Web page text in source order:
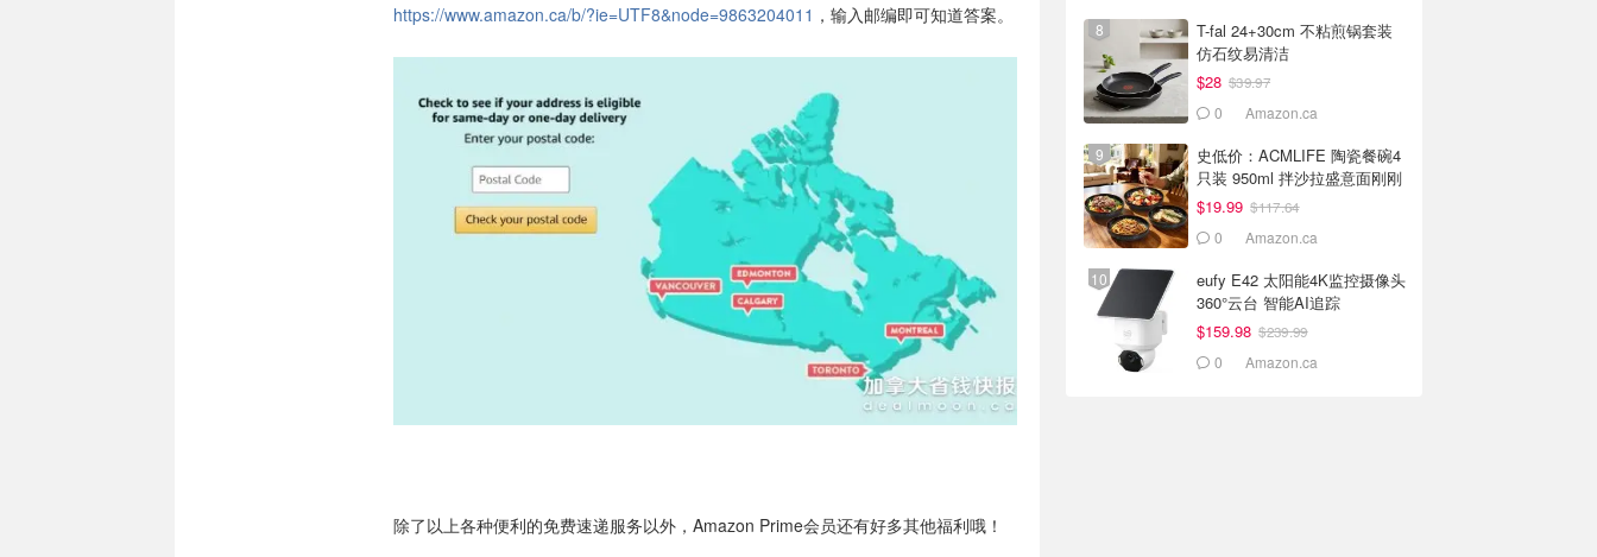
https://www.amazon.ca/b/?ie=UTF8&node=9863204011 ，输入邮编即可知道答案。
除了以上各种便利的免费速递服务以外，Amazon Prime会员还有好多其他福利哦！
T-fal 24+30cm 不粘煎锅套装
仿石纹易清洁
$28 $39.97
0 Amazon.ca
史低价：ACMLIFE 陶瓷餐碗4
只装 950ml 拌沙拉盛意面刚刚
好
$19.99 $117.64
0 Amazon.ca
eufy E42 太阳能4K监控摄像头
360°云台 智能AI追踪
$159.98 $239.99
0 Amazon.ca